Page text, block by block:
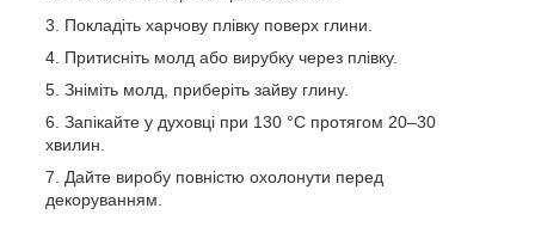
Покладіть харчову плівку поверх глини.
Притисніть молд або вирубку через плівку.
Зніміть молд, приберіть зайву глину.
Запікайте у духовці при 130 °C протягом 20–30
хвилин.
Дайте виробу повністю охолонути перед
декоруванням.